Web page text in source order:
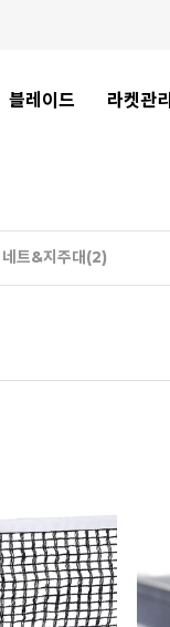
블레이드 라켓관리
네트&지주대(2)